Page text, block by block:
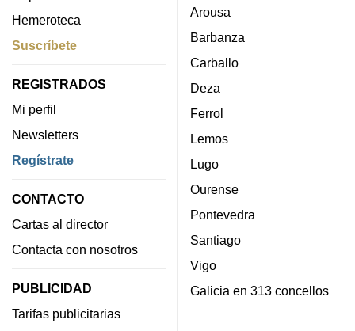
Hemeroteca
Suscríbete
REGISTRADOS
Mi perfil
Newsletters
Regístrate
CONTACTO
Cartas al director
Contacta con nosotros
PUBLICIDAD
Tarifas publicitarias
Arousa
Barbanza
Carballo
Deza
Ferrol
Lemos
Lugo
Ourense
Pontevedra
Santiago
Vigo
Galicia en 313 concellos